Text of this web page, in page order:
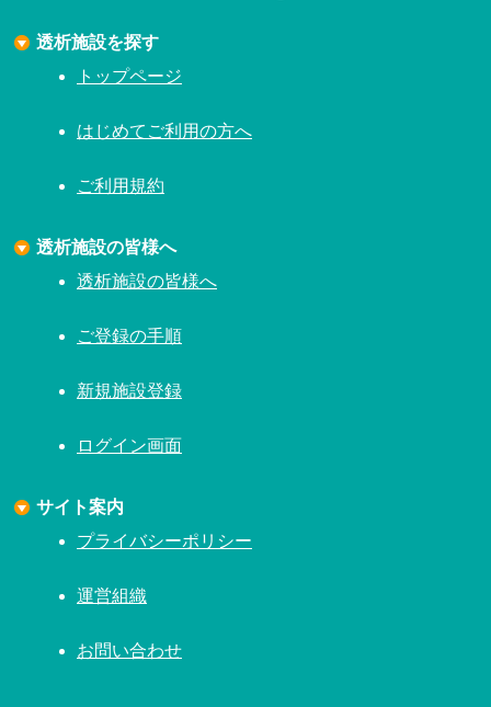
透析施設を探す
トップページ
はじめてご利用の方へ
ご利用規約
透析施設の皆様へ
透析施設の皆様へ
ご登録の手順
新規施設登録
ログイン画面
サイト案内
プライバシーポリシー
運営組織
お問い合わせ